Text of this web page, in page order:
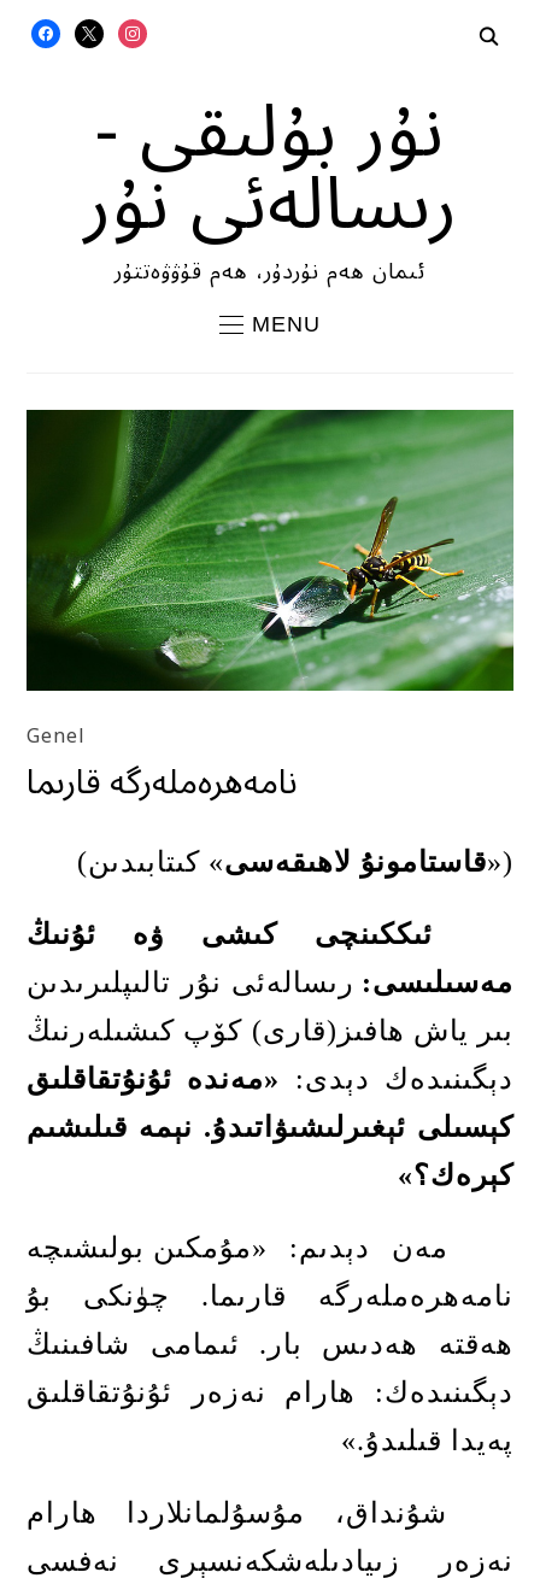
FACEBOOK
X INSTAGRAM
نۇر بۇلىقى -
رىسالەئى نۇر
ئىمان ھەم نۇردۇر، ھەم قۇۋۋەتتۇر
MENU
Genel
نامەھرەملەرگە قارىما
(«قاستامونۇ لاھىقەسى»كىتابىدىن)
ئىككىنچى كىشى ۋە ئۇنىڭ
مەسىلىسى: رىسالەئى نۇر تالىپلىرىدىن
بىر ياش ھافىز (قارى) كۆپ كىشىلەرنىڭ
دېگىنىدەك دېدى:
«مەندە ئۇنۇتقاقلىق
كېسىلى ئېغىرلىشىۋاتىدۇ. نېمە قىلىشىم
كېرەك؟»
مەن دېدىم: «مۇمكىن بولىشىچە
نامەھرەملەرگە قارىما.
چۈنكى بۇ
ھەقتە ھەدىس بار . ئىمامى شافىنىڭ
دېگىنىدەك: ھارام نەزەر ئۇنۇتقاقلىق
پەيدا قىلىدۇ.»
شۇنداق، مۇسۇلمانلاردا ھارام
نەزەر زىيادىلەشكەنسېرى نەفسى